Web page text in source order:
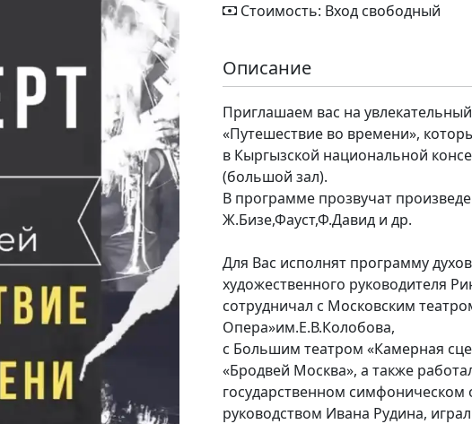
Стоимость: Вход свободный
Описание
Приглашаем вас на
«Путешествие во времени»,
в Кыргызской национальной
(большой зал).
В программе прозвучат
Ж.Бизе,Фауст,Ф.Давид и др.
Для Вас исполнят программу
художественного руководителя
сотрудничал с Московским
Опера»им.Е.В.Колобова,
с Большим театром «Камерная
«Бродвей Москва», а также
государственном
руководством Ивана Рудина,